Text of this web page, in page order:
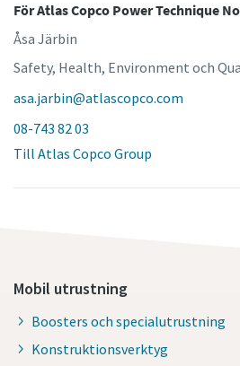
För Atlas Copco Power Technique
Åsa Järbin
Safety, Health, Environment och
asa.jarbin@atlascopco.com
08-743 82 03
Till Atlas Copco Group
Mobil utrustning
Boosters och specialutrustning
Konstruktionsverktyg